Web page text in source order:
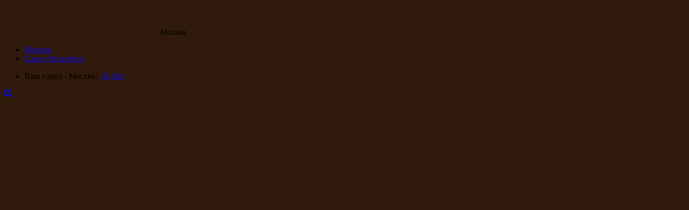
Москва
Москва
Санкт-Петербург
Ваш город - Москва? Да Нет